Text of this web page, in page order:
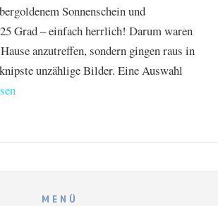
Sonnenschein und
Grad – einfach herrlich! Darum waren
anzutreffen, sondern gingen raus in
unzählige Bilder. Eine Auswahl
MENÜ